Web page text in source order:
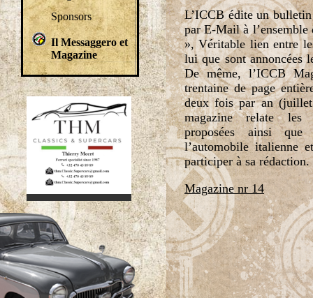
Sponsors
Il Messaggero et
Magazine
L’ICCB édite un
par E-Mail à l’ensemble
», Véritable lien entre
lui que sont annoncées
De même, l’ICCB
trentaine de page
deux fois par an
magazine relate les
proposées ainsi
l’automobile italienne
participer à sa rédaction.
Magazine nr 14